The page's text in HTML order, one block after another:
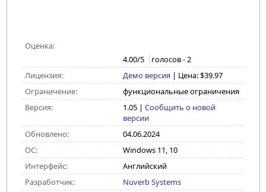
Оценка:
4.00/5 голосов -2
Лицензия:
Демо версия | Цена: $39.97
Ограничение:
функциональные ограничения
Версия:
1.05| Сообщить о новой
версии
Обновлено:
04.06.2024
ОС:
Windows 11, 10
Интерфейс:
Английский
Разработчик:
Nuverb Systems